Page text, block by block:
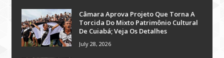
Câmara Aprova Projeto Que Torna A
Torcida Do Mixto Patrimônio Cultural
De Cuiabá; Veja Os Detalhes
July 28, 2026